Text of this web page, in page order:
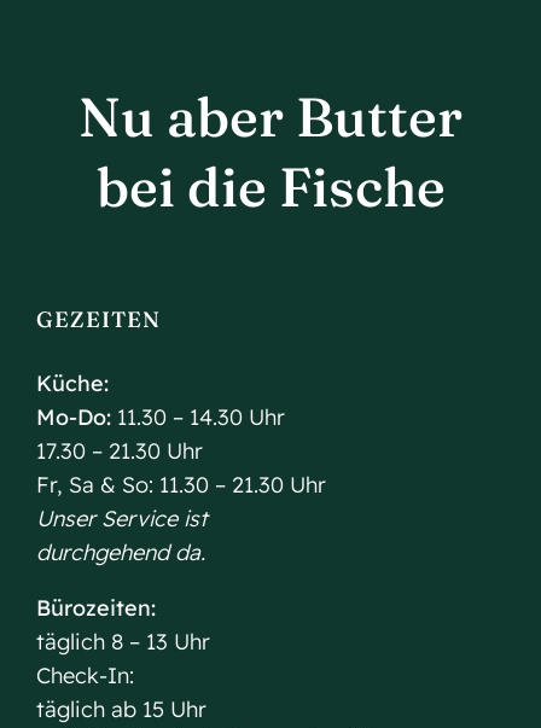
Nu aber Butter
bei die Fische
GEZEITEN
Küche:
Mo-Do: 11.30 – 14.30 Uhr
17.30 – 21.30 Uhr
Fr, Sa & So: 11.30 – 21.30 Uhr
Unser Service ist
durchgehend da.
Bürozeiten:
täglich 8 – 13 Uhr
Check-In:
täglich ab 15 Uhr